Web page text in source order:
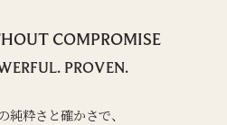
COMPROMISE
PROVEN.
純粋さと確かさで、